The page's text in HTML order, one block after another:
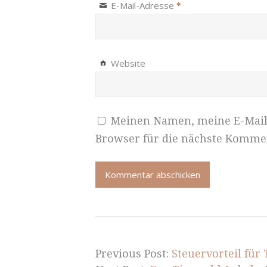
E-Mail-Adresse *
Website
Meinen Namen, meine E-
Browser für die nächste
Previous Post: Steuervorteil für